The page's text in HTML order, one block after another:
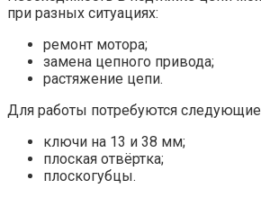
при разных ситуациях:
ремонт мотора;
замена цепного привода;
растяжение цепи.
Для работы потребуются
ключи на 13 и 38 мм;
плоская отвёртка;
плоскогубцы.